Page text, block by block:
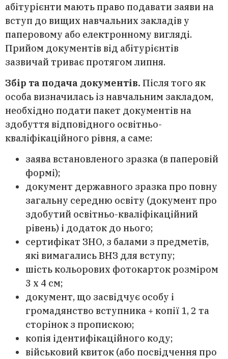
абітурієнти мають право подавати заяви на
вступ до вищих навчальних закладів у
паперовому або електронному вигляді.
Прийом документів від абітурієнтів
зазвичай триває протягом липня.
Збір та подача документів. Після того як
особа визначилась із навчальним закладом,
необхідно подати пакет документів на
здобуття відповідного освітньо-
кваліфікаційного рівня, а саме:
заява встановленого зразка (в паперовій
формі);
документ державного зразка про повну
загальну середню освіту (документ про
здобутий освітньо-кваліфікаційний
рівень) і додаток до нього;
сертифікат ЗНО, з балами з предметів,
які вимагались ВНЗ для вступу;
шість кольорових фотокарток розміром
3 х 4 см;
документ, що засвідчує особу і
громадянство вступника + копії 1, 2 та
сторінок з пропискою;
копія ідентифікаційного коду;
військовий квиток (або посвідчення про